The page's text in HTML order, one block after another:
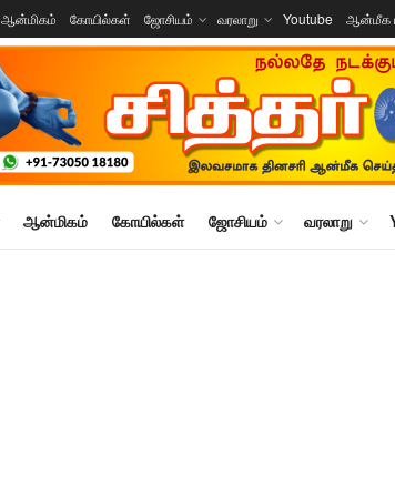
ஆன்மிகம் கோயில்கள் ஜோசியம் வரலாறு Youtube ஆன்மீக
ஆன்மிகம் கோயில்கள் ஜோசியம் வரலாறு